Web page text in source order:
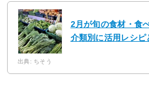
2月が旬の食材・食
介類別に活用レシピ
出典: ちそう